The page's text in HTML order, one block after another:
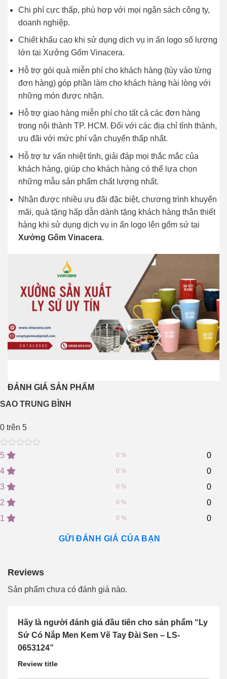
Chi phí cực thấp, phù hợp với mọi ngân sách công ty,
doanh nghiệp.
Chiết khấu cao khi sử dụng dịch vụ in ấn logo số lượng
lớn tại Xưởng Gốm Vinacera.
Hỗ trợ gói quà miễn phí cho khách hàng (tùy vào từng
đơn hàng) góp phần làm cho khách hàng hài lòng với
những món được nhận.
Hỗ trợ giao hàng miễn phí cho tất cả các đơn hàng
trong nội thành TP. HCM. Đối với các địa chỉ tỉnh thành,
ưu đãi với mức phí vận chuyển thấp nhất.
Hỗ trợ tư vấn nhiệt tình, giải đáp mọi thắc mắc của
khách hàng, giúp cho khách hàng có thể lựa chọn
những mẫu sản phẩm chất lượng nhất.
Nhận được nhiều ưu đãi đặc biệt, chương trình khuyến
mãi, quà tặng hấp dẫn dành tặng khách hàng thân thiết
hàng khi sử dụng dịch vụ in ấn logo lên gốm sứ tại
Xưởng Gốm Vinacera.
ĐÁNH GIÁ SẢN PHẨM
SAO TRUNG BÌNH
0 trên 5
0
of
5
on
0
ratings
5 0
0 %
4 0
0 %
3 0
0 %
2 0
0 %
1 0
0 %
GỬI ĐÁNH GIÁ CỦA BẠN
Reviews
Sản phẩm chưa có đánh giá nào.
Hãy là người đánh giá đầu tiên cho sản phẩm “Ly
Sứ Có Nắp Men Kem Vẽ Tay Đài Sen – LS-
0653124”
Review title